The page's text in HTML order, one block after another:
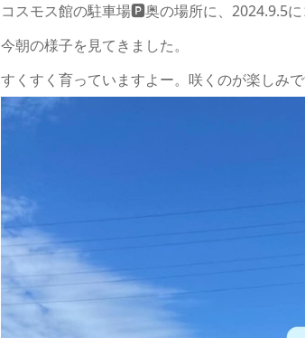
コスモス館の駐車場🅿️奥の場所に、2024.9.5
今朝の様子を見てきました。
すくすく育っていますよー。咲くのが楽しみで